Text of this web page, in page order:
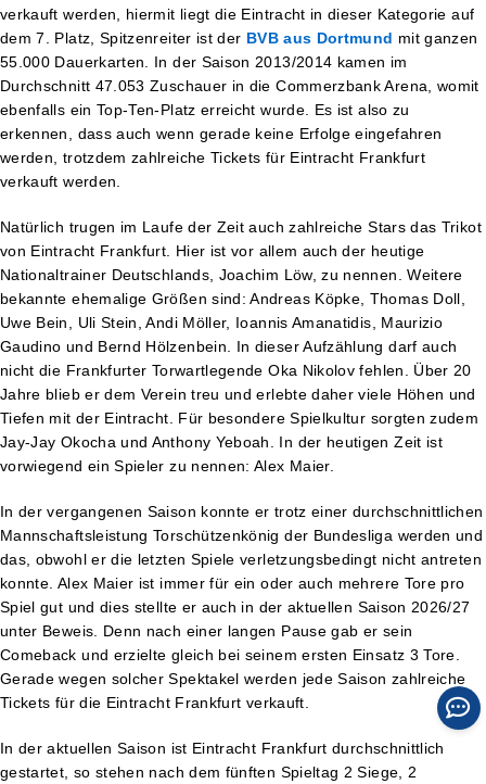
verkauft werden, hiermit liegt die Eintracht in dieser Kategorie auf
dem 7. Platz, Spitzenreiter ist der BVB aus Dortmund mit ganzen
55.000 Dauerkarten. In der Saison 2013/2014 kamen im
Durchschnitt 47.053 Zuschauer in die Commerzbank Arena, womit
ebenfalls ein Top-Ten-Platz erreicht wurde. Es ist also zu
erkennen, dass auch wenn gerade keine Erfolge eingefahren
werden, trotzdem zahlreiche Tickets für Eintracht Frankfurt
verkauft werden.
Natürlich trugen im Laufe der Zeit auch zahlreiche Stars das Trikot
von Eintracht Frankfurt. Hier ist vor allem auch der heutige
Nationaltrainer Deutschlands, Joachim Löw, zu nennen. Weitere
bekannte ehemalige Größen sind: Andreas Köpke, Thomas Doll,
Uwe Bein, Uli Stein, Andi Möller, Ioannis Amanatidis, Maurizio
Gaudino und Bernd Hölzenbein. In dieser Aufzählung darf auch
nicht die Frankfurter Torwartlegende Oka Nikolov fehlen. Über 20
Jahre blieb er dem Verein treu und erlebte daher viele Höhen und
Tiefen mit der Eintracht. Für besondere Spielkultur sorgten zudem
Jay-Jay Okocha und Anthony Yeboah. In der heutigen Zeit ist
vorwiegend ein Spieler zu nennen: Alex Maier.
In der vergangenen Saison konnte er trotz einer durchschnittlichen
Mannschaftsleistung Torschützenkönig der Bundesliga werden und
das, obwohl er die letzten Spiele verletzungsbedingt nicht antreten
konnte. Alex Maier ist immer für ein oder auch mehrere Tore pro
Spiel gut und dies stellte er auch in der aktuellen Saison 2026/27
unter Beweis. Denn nach einer langen Pause gab er sein
Comeback und erzielte gleich bei seinem ersten Einsatz 3 Tore.
Gerade wegen solcher Spektakel werden jede Saison zahlreiche
Tickets für die Eintracht Frankfurt verkauft.
In der aktuellen Saison ist Eintracht Frankfurt durchschnittlich
gestartet, so stehen nach dem fünften Spieltag 2 Siege, 2